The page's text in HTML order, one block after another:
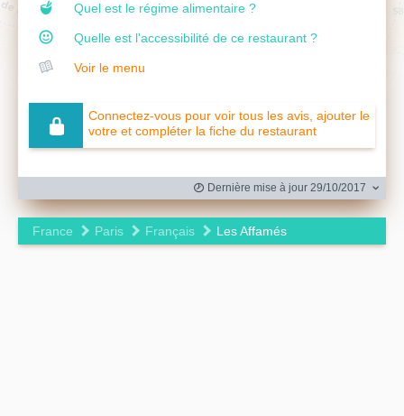
Quel est le régime alimentaire ?
Quelle est l'accessibilité de ce restaurant ?
Voir le menu
Connectez-vous pour voir tous les avis, ajouter le
votre et compléter la fiche du restaurant
Dernière mise à jour 29/10/2017
France Paris Français Les Affamés